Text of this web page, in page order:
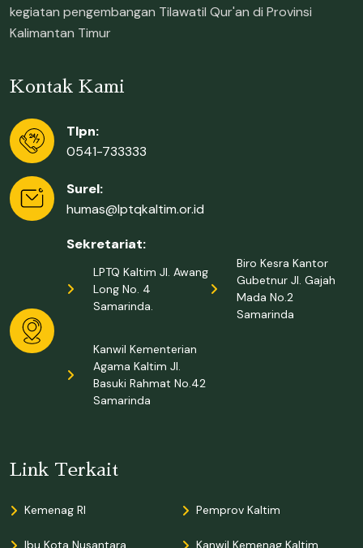
kegiatan pengembangan Tilawatil Qur'an di Provinsi
Kalimantan Timur
Kontak Kami
Tlpn:
0541-733333
Surel:
humas@lptqkaltim.or.id
Sekretariat:
LPTQ Kaltim Jl. Awang
Long No. 4
Samarinda.
Biro Kesra Kantor
Gubetnur Jl. Gajah
Mada No.2
Samarinda
Kanwil Kementerian
Agama Kaltim Jl.
Basuki Rahmat No.42
Samarinda
Link Terkait
Kemenag RI Pemprov Kaltim
Ibu Kota Nusantara Kanwil Kemenag Kaltim